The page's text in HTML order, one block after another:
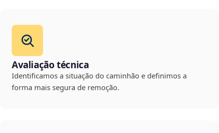
Avaliação técnica
Identificamos a situação do caminhão e definimos a
forma mais segura de remoção.